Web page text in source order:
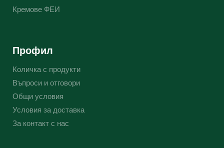
Кремове ФЕИ
Профил
Количка с продукти
Въпроси и отговори
Общи условия
Условия за доставка
За контакт с нас